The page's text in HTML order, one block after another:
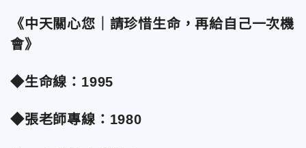
《中天關心您｜請珍惜生命，再給自己一次機
會》
◆生命線：1995
◆張老師專線：1980